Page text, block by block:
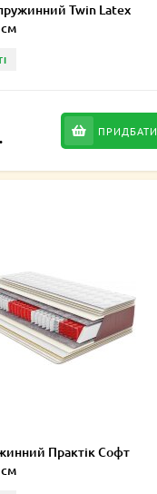
Twin Latex
ПРИДБАТИ
Практік Софт